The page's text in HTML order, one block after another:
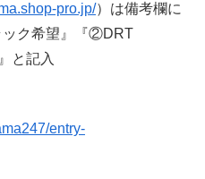
pro.jp/）は備考欄に
ック希望』『②DRT
と記入
entry-